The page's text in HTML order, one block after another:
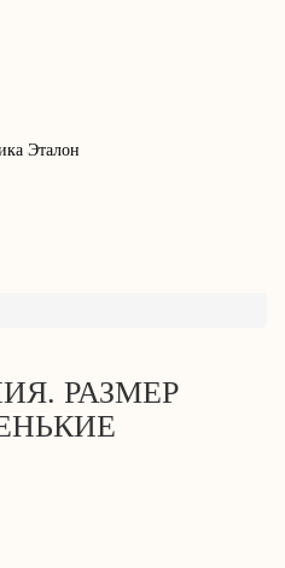
РАЗМЕР